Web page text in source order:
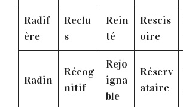
Radif
ère
Reclu
s
Rein
té
Rescis
oire
Radin
Récog
nitif
Rejo
igna
ble
Réserv
ataire